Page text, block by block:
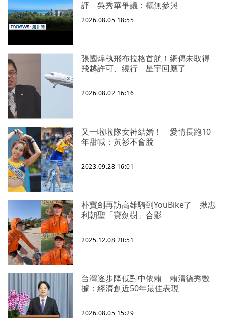
評 吳秀華爭議：概無參與
2026.08.05 18:55
張國煒執飛布拉格首航！網傳未取得
飛越許可、繞行 星宇回應了
2026.08.02 16:16
又一啦啦隊女神結婚！ 愛情長跑10
年甜喊：黃衫不會脫
2023.09.28 16:01
朴寶劍再訪高雄騎到YouBike了 揪惠
利朝聖「寶劍樹」合影
2025.12.08 20:51
台灣逐步降低對中依賴 賴清德秀數
據：經濟創近50年最佳表現
2026.08.05 15:29